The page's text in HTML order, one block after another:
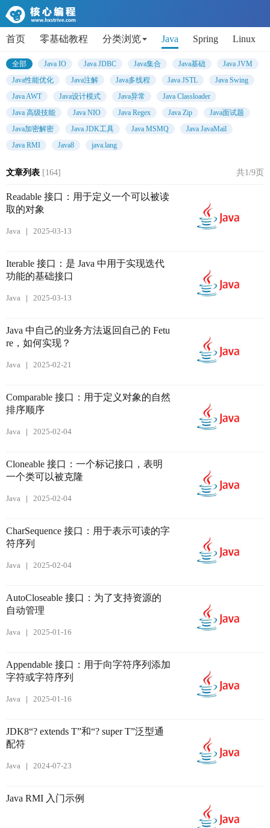
首页 零基础教程 分类浏览 Java Spring Linux
AI Python 代码片段 Get小技能 面试题
全部 Java IO Java JDBC Java集合 Java基础
Java JVM
Java性能优化
Java注解 Java多线程 Java JSTL
Java Swing
Java AWT
Java设计模式 Java异常
Java Classloader
Java 高级技能
Java NIO Java Regex Java Zip
Java面试题
Java加密解密
Java JDK工具 Java MSMQ
Java JavaMail
Java RMI
Java8 java.lang
文章列表 [164] 共1/9页
Readable 接口：用于定义一个可以被读
取的对象
Java 2025-03-13
Iterable 接口：是 Java 中用于实现迭代
功能的基础接口
Java 2025-03-13
Java 中自己的业务方法返回自己的 Fetu
re，如何实现？
Java 2025-02-21
Comparable 接口：用于定义对象的自然
排序顺序
Java 2025-02-04
Cloneable 接口：一个标记接口，表明
一个类可以被克隆
Java 2025-02-04
CharSequence 接口：用于表示可读的字
符序列
Java 2025-02-04
AutoCloseable 接口：为了支持资源的
自动管理
Java 2025-01-16
Appendable 接口：用于向字符序列添加
字符或字符序列
Java 2025-01-16
JDK8“? extends T”和“? super T”泛型通
配符
Java 2024-07-23
Java RMI 入门示例